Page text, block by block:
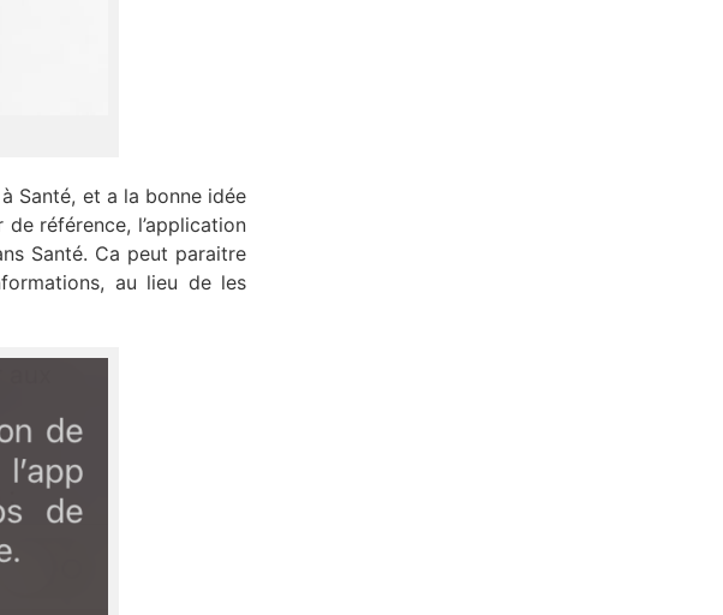
Santé, et a la bonne idée
référence, l’application
Santé. Ca peut paraitre
au lieu de les